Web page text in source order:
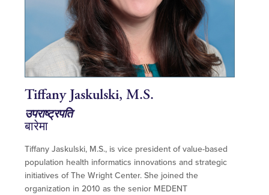
Tiffany Jaskulski, M.S.
उपराष्ट्रपति
बारेमा
Tiffany Jaskulski, M.S., is vice president of value-based
population health informatics innovations and strategic
initiatives of The Wright Center. She joined the
organization in 2010 as the senior MEDENT